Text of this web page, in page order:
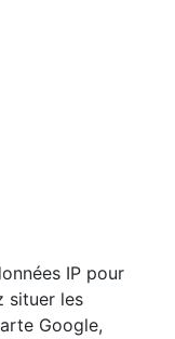
IP pour
situer les
Google,